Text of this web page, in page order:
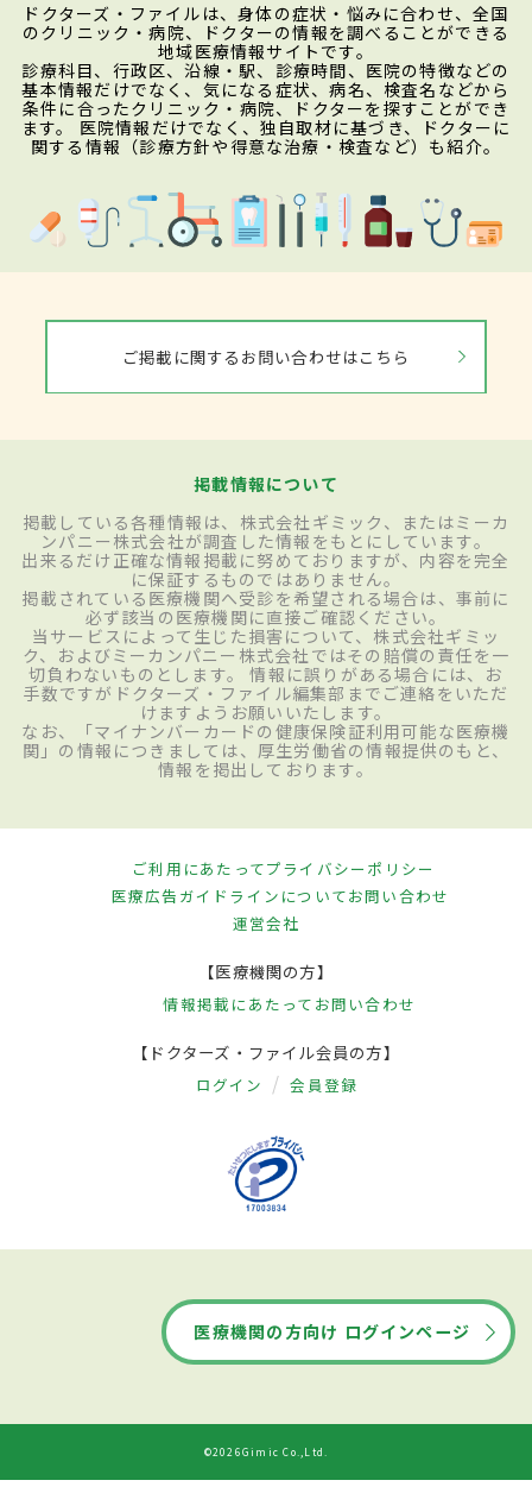
ドクターズ・ファイルは、身体の症状・悩みに合わせ、全国
のクリニック・病院、ドクターの情報を調べることができる
地域医療情報サイトです。
診療科目、行政区、沿線・駅、診療時間、医院の特徴などの
基本情報だけでなく、気になる症状、病名、検査名などから
条件に合ったクリニック・病院、ドクターを探すことができ
ます。 医院情報だけでなく、独自取材に基づき、ドクターに
関する情報（診療方針や得意な治療・検査など）も紹介。
ご掲載に関するお問い合わせはこちら
掲載情報について
掲載している各種情報は、株式会社ギミック、またはミーカ
ンパニー株式会社が調査した情報をもとにしています。
出来るだけ正確な情報掲載に努めておりますが、内容を完全
に保証するものではありません。
掲載されている医療機関へ受診を希望される場合は、事前に
必ず該当の医療機関に直接ご確認ください。
当サービスによって生じた損害について、株式会社ギミッ
ク、およびミーカンパニー株式会社ではその賠償の責任を一
切負わないものとします。 情報に誤りがある場合には、お
手数ですがドクターズ・ファイル編集部までご連絡をいただ
けますようお願いいたします。
なお、「マイナンバーカードの健康保険証利用可能な医療機
関」の情報につきましては、厚生労働省の情報提供のもと、
情報を掲出しております。
ご利用にあたってプライバシーポリシー
医療広告ガイドラインについてお問い合わせ
運営会社
【医療機関の方】
情報掲載にあたって お問い合わせ
【ドクターズ・ファイル会員の方】
ログイン 会員登録
医療機関の方向け ログインページ
©2026Gimic Co.,Ltd.